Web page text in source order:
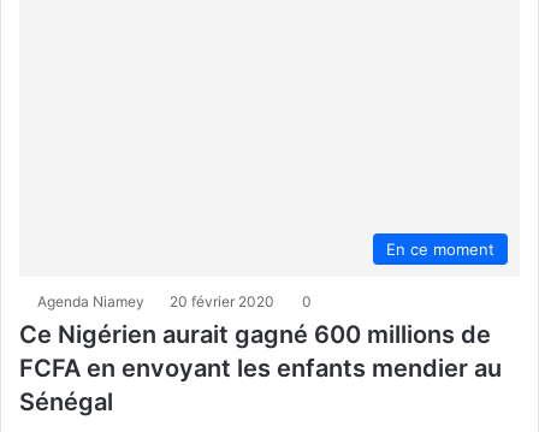
En ce moment
Agenda Niamey 20 février 2020 0
Ce Nigérien aurait gagné 600 millions de
FCFA en envoyant les enfants mendier au
Sénégal